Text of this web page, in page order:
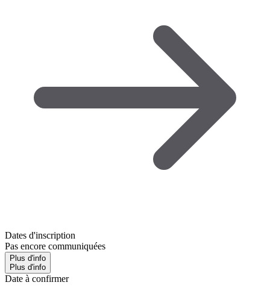
Dates d'inscription
Pas encore communiquées
Plus d'info
Plus d'info
Date à confirmer